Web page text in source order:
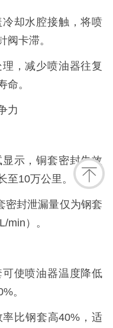
却水腔接触，将喷
阀卡滞。
，减少喷油器往复
命。
力
示，铜套密封失效
至10万公里。
密封泄漏量仅为钢套
min）。
使喷油器温度降低
。
比钢套高40%，适